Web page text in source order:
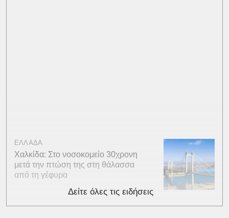
ΕΛΛΑΔΑ
Χαλκίδα: Στο νοσοκομείο 30χρονη
μετά την πτώση της στη θάλασσα
από τη γέφυρα
Δείτε όλες τις ειδήσεις